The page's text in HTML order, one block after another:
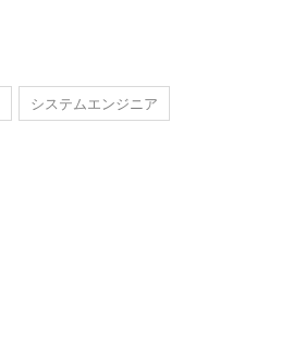
システムエンジニア